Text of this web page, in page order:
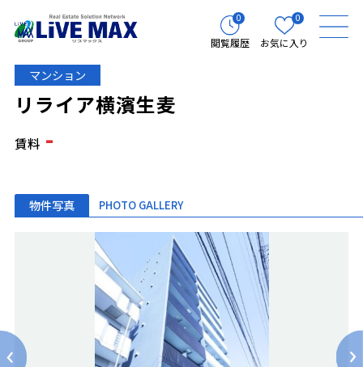
0
閲覧履歴
0
お気に入り
マンション
リライア横濱生麦
賃料 -
物件写真 PHOTO GALLERY